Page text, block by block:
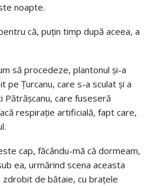
noapte.
că, puţin timp după aceea, a
să procedeze, plantonul şi-a
pe Ţurcanu, care s-a sculat şi a
Pătrăşcanu, care fuseseră
respiraţie artificială, fapt care,
cap, făcându-mă că dormeam,
ea, urmărind scena aceasta
zdrobit de bătaie, cu braţele